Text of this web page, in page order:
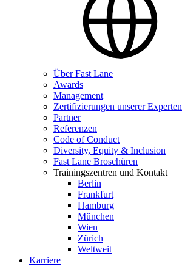
Über Fast Lane
Awards
Management
Zertifizierungen unserer Experten
Partner
Referenzen
Code of Conduct
Diversity, Equity & Inclusion
Fast Lane Broschüren
Trainingszentren und Kontakt
Berlin
Frankfurt
Hamburg
München
Wien
Zürich
Weltweit
Karriere